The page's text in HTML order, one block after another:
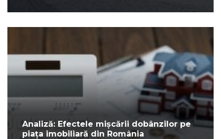
Analiză: Efectele mișcării dobânzilor pe
piața imobiliară din România